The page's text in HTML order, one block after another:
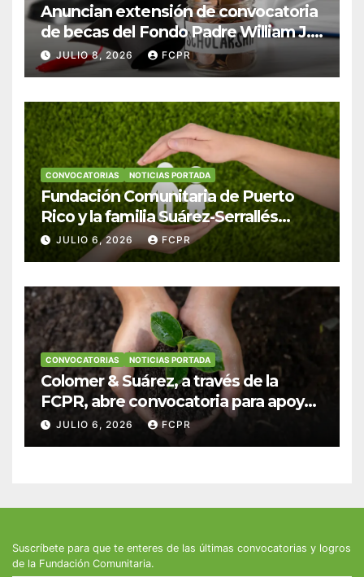
Anuncian extensión de convocatoria
de becas del Fondo Padre William J.
Hendricks, SJ para estudiantes del
Colegio San Ignacio
JULIO 8, 2026 FCPR
CONVOCATORIAS NOTICIAS PORTADA
Fundación Comunitaria de Puerto
Rico y la familia Suárez-Serrallés
anuncian convocatoria para
fortalecer hogares y albergues
JULIO 6, 2026 FCPR
CONVOCATORIAS NOTICIAS PORTADA
Colomer & Suárez, a través de la
FCPR, abre convocatoria para apoyar
proyectos de seguridad alimentaria
JULIO 6, 2026 FCPR
Suscríbete para que te enteres de las últimas convocatorias y logros
de la Fundación Comunitaria.